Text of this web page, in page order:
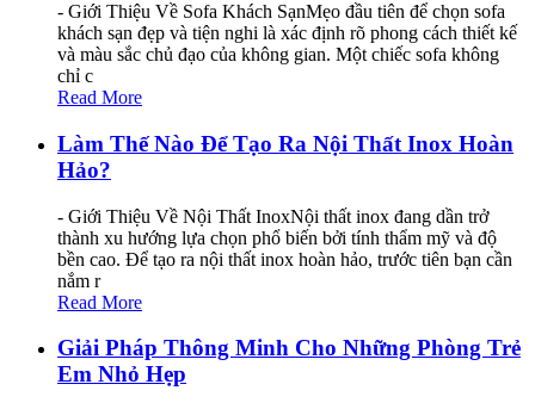
- Giới Thiệu Về Sofa Khách SạnMẹo đầu tiên để chọn sofa
khách sạn đẹp và tiện nghi là xác định rõ phong cách thiết kế
và màu sắc chủ đạo của không gian. Một chiếc sofa không
chỉ c
Read More
Làm Thế Nào Để Tạo Ra Nội Thất Inox Hoàn
Hảo?
- Giới Thiệu Về Nội Thất InoxNội thất inox đang dần trở
thành xu hướng lựa chọn phổ biến bởi tính thẩm mỹ và độ
bền cao. Để tạo ra nội thất inox hoàn hảo, trước tiên bạn cần
nắm r
Read More
Giải Pháp Thông Minh Cho Những Phòng Trẻ
Em Nhỏ Hẹp